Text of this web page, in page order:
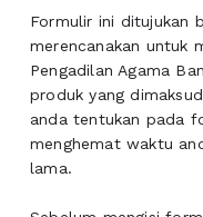
Formulir ini ditujukan
merencanakan untuk
Pengadilan Agama
produk yang
anda tentukan pada
menghemat waktu
lama.